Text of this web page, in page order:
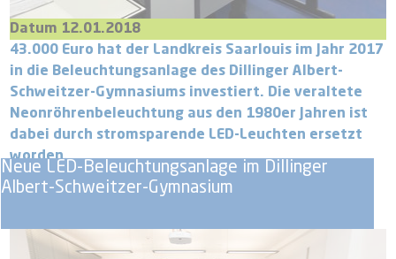
Neue LED-Beleuchtungsanlage im Dillinger
Albert-Schweitzer-Gymnasium
Datum 12.01.2018
43.000 Euro hat der Landkreis Saarlouis im Jahr 2017
in die Beleuchtungsanlage des Dillinger Albert-
Schweitzer-Gymnasiums investiert. Die veraltete
Neonröhrenbeleuchtung aus den 1980er Jahren ist
dabei durch stromsparende LED-Leuchten ersetzt
worden.